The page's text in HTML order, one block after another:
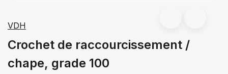
VDH
Crochet de raccourcissement /
chape, grade 100